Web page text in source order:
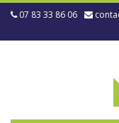
07 83 33 86 06